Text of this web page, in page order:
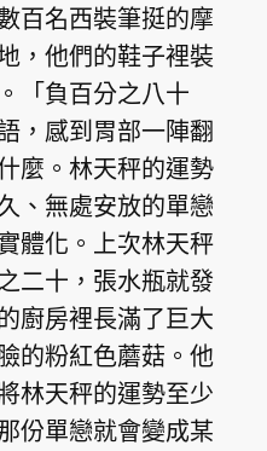
百名西裝筆挺的摩
，他們的鞋子裡裝
「負百分之八十
，感到胃部一陣翻
麼。林天秤的運勢
、無處安放的單戀
體化。上次林天秤
二十，張水瓶就發
廚房裡長滿了巨大
的粉紅色蘑菇。他
林天秤的運勢至少
份單戀就會變成某